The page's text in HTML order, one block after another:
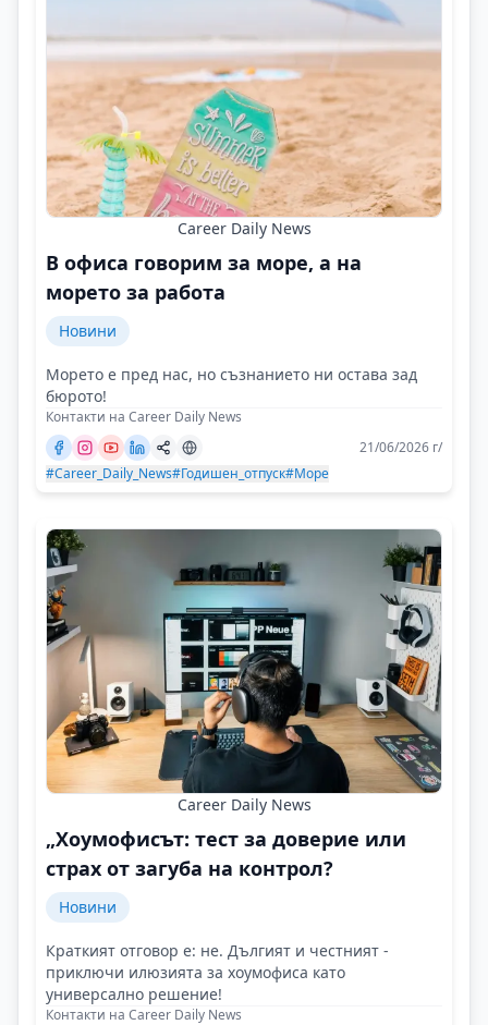
Career Daily News
В офиса говорим за море, а на
морето за работа
Новини
Морето е пред нас, но съзнанието ни остава зад
бюрото!
Контакти на Career Daily News
21/06/2026 г/
#Career_Daily_News#Годишен_отпуск#Море
Career Daily News
„Хоумофисът: тест за доверие или
страх от загуба на контрол?
Новини
Краткият отговор е: не. Дългият и честният -
приключи илюзията за хоумофиса като
универсално решение!
Контакти на Career Daily News